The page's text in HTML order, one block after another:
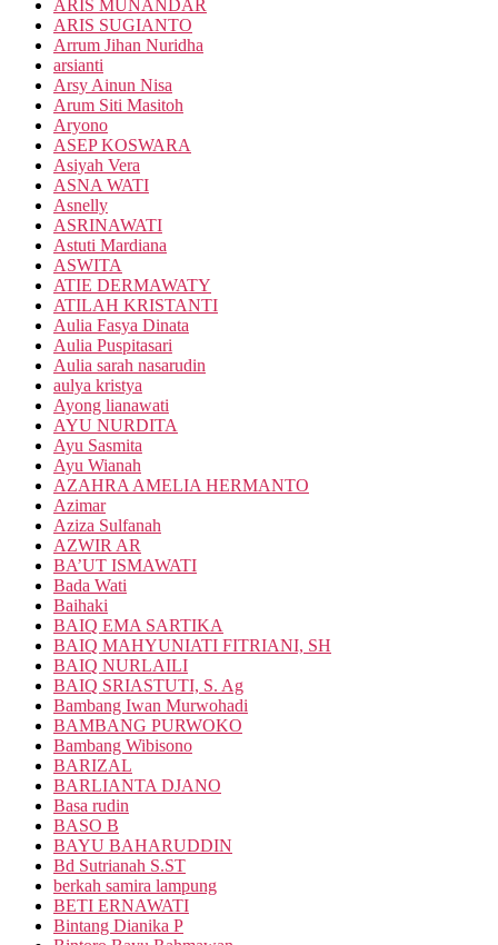
ARIS MUNANDAR
ARIS SUGIANTO
Arrum Jihan Nuridha
arsianti
Arsy Ainun Nisa
Arum Siti Masitoh
Aryono
ASEP KOSWARA
Asiyah Vera
ASNA WATI
Asnelly
ASRINAWATI
Astuti Mardiana
ASWITA
ATIE DERMAWATY
ATILAH KRISTANTI
Aulia Fasya Dinata
Aulia Puspitasari
Aulia sarah nasarudin
aulya kristya
Ayong lianawati
AYU NURDITA
Ayu Sasmita
Ayu Wianah
AZAHRA AMELIA HERMANTO
Azimar
Aziza Sulfanah
AZWIR AR
BA’UT ISMAWATI
Bada Wati
Baihaki
BAIQ EMA SARTIKA
BAIQ MAHYUNIATI FITRIANI, SH
BAIQ NURLAILI
BAIQ SRIASTUTI, S. Ag
Bambang Iwan Murwohadi
BAMBANG PURWOKO
Bambang Wibisono
BARIZAL
BARLIANTA DJANO
Basa rudin
BASO B
BAYU BAHARUDDIN
Bd Sutrianah S.ST
berkah samira lampung
BETI ERNAWATI
Bintang Dianika P